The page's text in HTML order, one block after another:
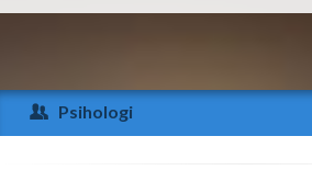
Arad
Arges
Psihologi